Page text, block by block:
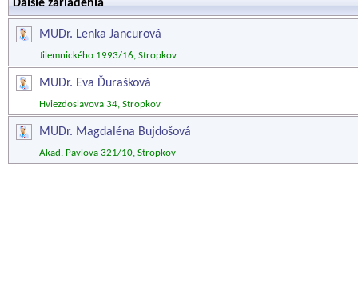
Ďalšie zariadenia
MUDr. Lenka Jancurová
Jilemnického 1993/16, Stropkov
MUDr. Eva Ďurašková
Hviezdoslavova 34, Stropkov
MUDr. Magdaléna Bujdošová
Akad. Pavlova 321/10, Stropkov